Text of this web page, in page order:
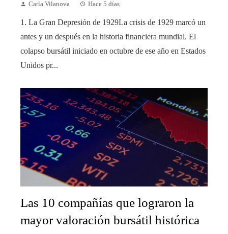
Carla Vilanova Hace 5 días
1. La Gran Depresión de 1929La crisis de 1929 marcó un
antes y un después en la historia financiera mundial. El
colapso bursátil iniciado en octubre de ese año en Estados
Unidos pr...
Las 10 compañías que lograron la
mayor valoración bursátil histórica